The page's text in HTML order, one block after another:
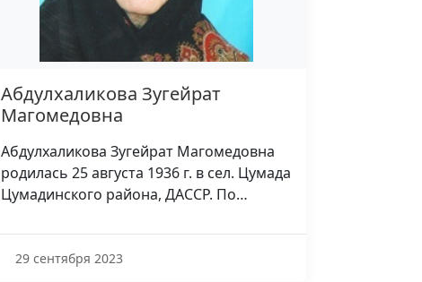
Абдулхаликова Зугейрат
Магомедовна
Абдулхаликова Зугейрат Магомедовна
родилась 25 августа 1936 г. в сел. Цумада
Цумадинского района, ДАССР. По…
29 сентября 2023